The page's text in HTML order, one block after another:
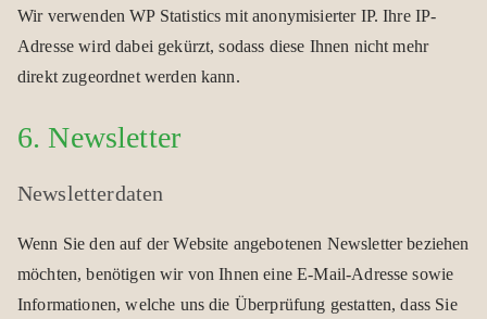
Wir ver­wen­den WP Sta­tis­tics mit anony­mi­sier­ter IP. Ihre IP-
Adresse wird dabei gekürzt, sodass diese Ihnen nicht mehr
direkt zuge­ord­net wer­den kann.
6. News­let­ter
Newsletter­daten
Wenn Sie den auf der Web­site ange­bo­te­nen News­let­ter bezie­hen
möch­ten, benö­ti­gen wir von Ihnen eine E‑Mail-Adresse sowie
Infor­ma­tio­nen, wel­che uns die Über­prü­fung gestat­ten, dass Sie